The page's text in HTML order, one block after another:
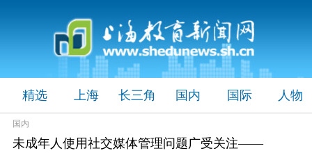
精选 上海 长三角 国内 国际 人物
国内
未成年人使用社交媒体管理问题广受关注——